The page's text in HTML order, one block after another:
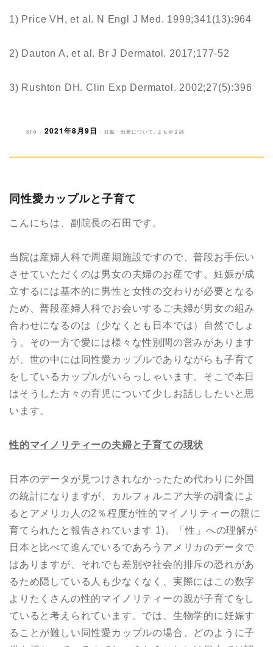
1) Price VH, et al. N Engl J Med. 1999;341(13):964
2) Dauton A, et al. Br J Dermatol. 2017;177-52
3) Rushton DH. Clin Exp Dermatol. 2002;27(5):396
投
Sho
投
2021年8月9日
カ
妊娠・出産について よもやま話
同性愛カップルと子育て
こんにちは、副院長の石田です。
当院は産婦人科で周産期施設ですので、普段お手伝い
させていただくのは男女の夫婦のお産です。妊娠が成
立するには基本的に男性と女性の交わりが必要となる
ため、普段産婦人科でお会いするご夫婦が男女の組み
合わせになるのは（少なくとも日本では）自然でしょ
う。その一方で愛には様々な性別間の営みがあります
が、世の中には同性愛カップルでありながらも子育て
をしているカップルがいらっしゃいます。そこで本日
はそうした方々の育児について少しお話ししたいと思
います。
性的マイノリティーの夫婦と子育ての現状
日本のデータが見つけきれなかったため代わりに外国
の統計になりますが、カルフォルニア大学の調査によ
るとアメリカ人の2％程度が性的マイノリティーの親に
育てられたと報告されています 1)。「性」への理解が
日本と比べて進んでいるであろうアメリカのデータで
はありますが、それでも差別や社会的排斥の恐れがあ
るため隠している人も少なくなく、実際にはこの数字
よりたくさんの性的マイノリティーの親が子育てをし
ていると考えられています。では、生物学的に妊娠す
ることが難しい同性愛カップルの場合、どのように子